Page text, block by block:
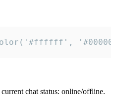
chat status: online/offline.